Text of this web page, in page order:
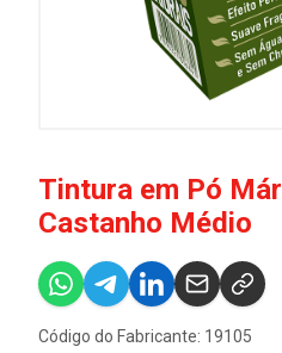
Tintura em Pó
Castanho Médio
Código do Fabricante: 19105